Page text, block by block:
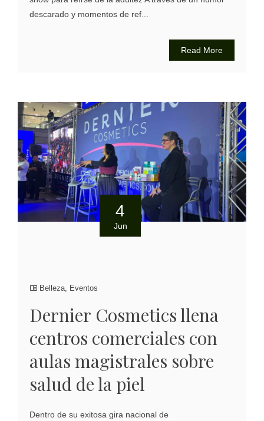
descarado y momentos de ref...
Read More
4
Jun
Belleza, Eventos
Dernier Cosmetics llena
centros comerciales con
aulas magistrales sobre
salud de la piel
Dentro de su exitosa gira nacional de